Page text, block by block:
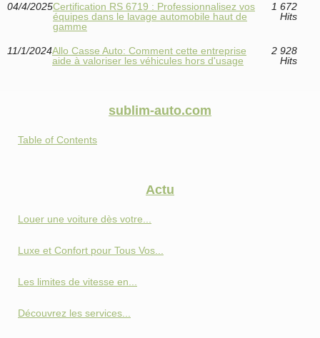
04/4/2025Certification RS 6719 : Professionnalisez vos
équipes dans le lavage automobile haut de
gamme
1 672
Hits
11/1/2024Allo Casse Auto: Comment cette entreprise
aide à valoriser les véhicules hors d'usage
2 928
Hits
sublim-auto.com
Table of Contents
Actu
Louer une voiture dès votre...
Luxe et Confort pour Tous Vos...
Les limites de vitesse en...
Découvrez les services...